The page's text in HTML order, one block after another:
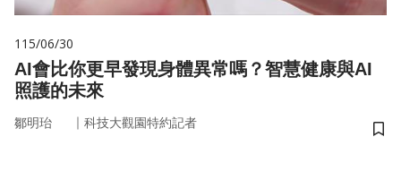
115/06/30
AI會比你更早發現身體異常嗎？智慧健康與AI
照護的未來
鄒明珆 ｜ 科技大觀園特約記者
儲